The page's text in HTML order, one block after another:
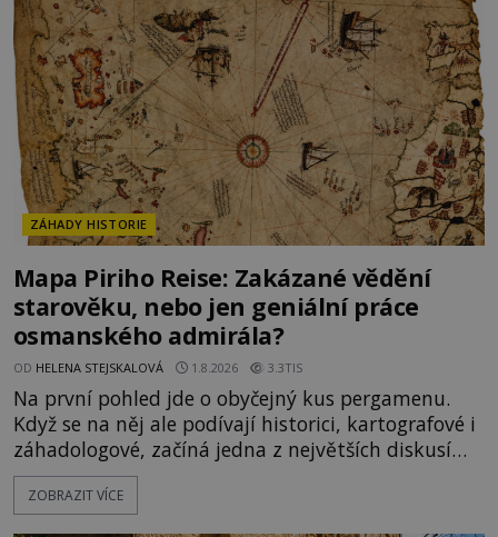
dost. Čas pracuje pro obléhatele. Ve městě ubývají
zásoby a každý den znamená další porci strádá
ZÁHADY HISTORIE
Mapa Piriho Reise: Zakázané vědění
starověku, nebo jen geniální práce
osmanského admirála?
OD HELENA STEJSKALOVÁ 1.8.2026 3.3TIS
Na první pohled jde o obyčejný kus pergamenu.
Když se na něj ale podívají historici, kartografové i
záhadologové, začíná jedna z největších diskusí
moderní historie. Osmanský admirál Piri Reis roku
1513 kreslí mapu světa, která překvapuje
ZOBRAZIT VÍCE